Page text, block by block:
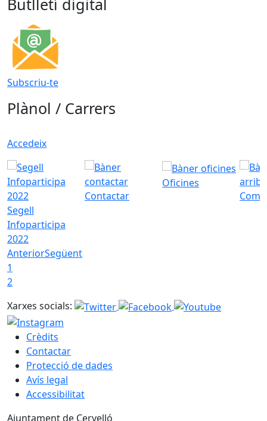
Butlletí digital
Subscriu-te
Plànol / Carrers
Accedeix
Segell
Infoparticipa
2022
Contactar
Oficines
Com
AnteriorSegüent
1
2
Xarxes socials:
Crèdits
Contactar
Protecció de dades
Avís legal
Accessibilitat
Ajuntament de Cervelló